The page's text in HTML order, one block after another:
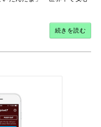
続きを読む